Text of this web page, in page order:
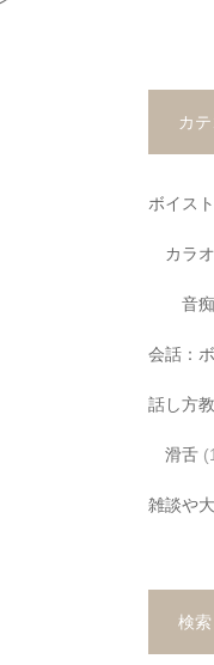
カ
ボイス
カラ
音痴
会話：
話し方
滑舌
雑談や
検索